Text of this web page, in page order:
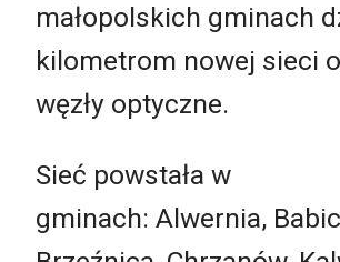
małopolskich gminach
kilometrom nowej sieci
węzły optyczne.
Sieć powstała w
gminach: Alwernia,